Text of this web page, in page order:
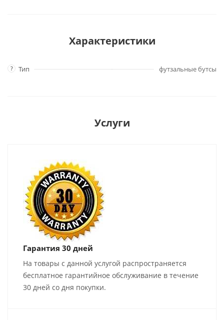
Характеристики
? Тип футзальные бутсы
Услуги
Гарантия 30 дней
На товары с данной услугой распространяется
бесплатное гарантийное обслуживание в течение
30 дней со дня покупки.